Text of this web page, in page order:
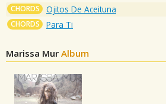
CHORDS Ojitos De Aceituna
CHORDS Para Ti
Marissa Mur Album